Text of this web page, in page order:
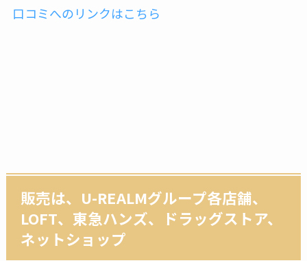
口コミへのリンクはこちら
販売は、U-REALMグループ各店舗、
LOFT、東急ハンズ、ドラッグストア、
ネットショップ